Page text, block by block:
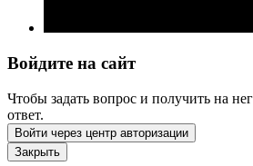
Войдите на сайт
Чтобы задать вопрос и получить на
ответ.
Войти через центр авторизации
Закрыть